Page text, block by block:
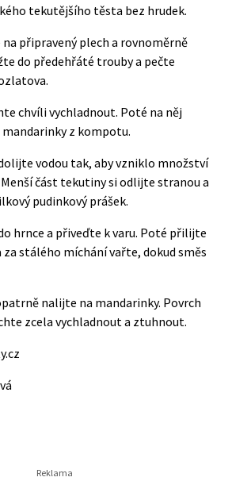
tekutějšího těsta bez hrudek.
připravený plech a rovnoměrně
do předehřáté trouby a pečte
chvíli vychladnout. Poté na něj
z kompotu.
vodou tak, aby vzniklo množství
část tekutiny si odlijte stranou a
pudinkový prášek.
hrnce a přiveďte k varu. Poté přilijte
stálého míchání vařte, dokud směs
nalijte na mandarinky. Povrch
zcela vychladnout a ztuhnout.